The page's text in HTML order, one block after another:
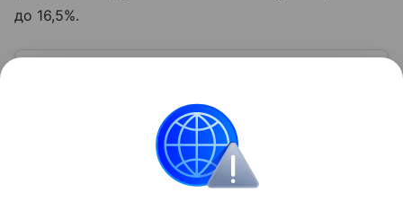
до 16,5%.
Рассказываем, что такое доход, какие бывают виды
и источники поступлений, а также какие активы
нельзя отнести к доходам.